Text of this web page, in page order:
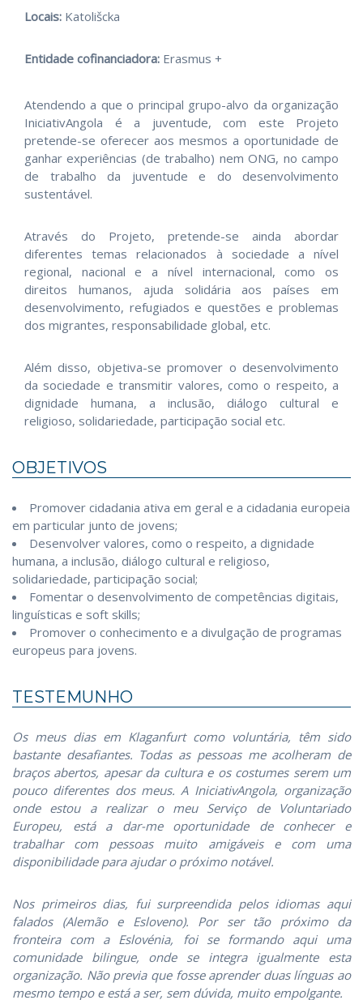
Locais: Katolišcka
Entidade cofinanciadora: Erasmus +
Atendendo a que o principal grupo-alvo da organização
IniciativAngola é a juventude, com este Projeto
pretende-se oferecer aos mesmos a oportunidade de
ganhar experiências (de trabalho) nem ONG, no campo
de trabalho da juventude e do desenvolvimento
sustentável.
Através do Projeto, pretende-se ainda abordar
diferentes temas relacionados à sociedade a nível
regional, nacional e a nível internacional, como os
direitos humanos, ajuda solidária aos países em
desenvolvimento, refugiados e questões e problemas
dos migrantes, responsabilidade global, etc.
Além disso, objetiva-se promover o desenvolvimento
da sociedade e transmitir valores, como o respeito, a
dignidade humana, a inclusão, diálogo cultural e
religioso, solidariedade, participação social etc.
OBJETIVOS
Promover cidadania ativa em geral e a cidadania europeia
em particular junto de jovens;
Desenvolver valores, como o respeito, a dignidade
humana, a inclusão, diálogo cultural e religioso,
solidariedade, participação social;
Fomentar o desenvolvimento de competências digitais,
linguísticas e soft skills;
Promover o conhecimento e a divulgação de programas
europeus para jovens.
TESTEMUNHO
Os meus dias em Klaganfurt como voluntária, têm sido
bastante desafiantes. Todas as pessoas me acolheram de
braços abertos, apesar da cultura e os costumes serem um
pouco diferentes dos meus. A IniciativAngola, organização
onde estou a realizar o meu Serviço de Voluntariado
Europeu, está a dar-me oportunidade de conhecer e
trabalhar com pessoas muito amigáveis e com uma
disponibilidade para ajudar o próximo notável.
Nos primeiros dias, fui surpreendida pelos idiomas aqui
falados (Alemão e Esloveno). Por ser tão próximo da
fronteira com a Eslovénia, foi se formando aqui uma
comunidade bilingue, onde se integra igualmente esta
organização. Não previa que fosse aprender duas línguas ao
mesmo tempo e está a ser, sem dúvida, muito empolgante.